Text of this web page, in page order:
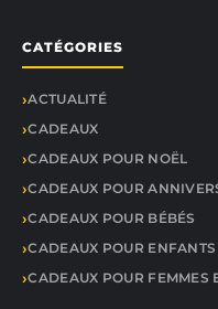
CATÉGORIES
ACTUALITÉ
CADEAUX
CADEAUX POUR NOËL
CADEAUX POUR
CADEAUX POUR BÉBÉS
CADEAUX POUR ENFANTS
CADEAUX POUR FEMMES